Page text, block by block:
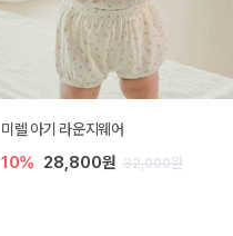
미렐 아기 라운지웨어
10% 28,800원 32,000원